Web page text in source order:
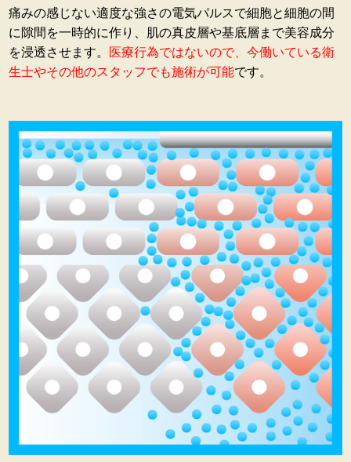
痛みの感じない適度な強さの電気パルスで細胞と細胞の間
に隙間を一時的に作り、肌の真皮層や基底層まで美容成分
を浸透させます。
医療行為ではないので、今働いている衛
生士やその他のスタッフでも施術が可能です。